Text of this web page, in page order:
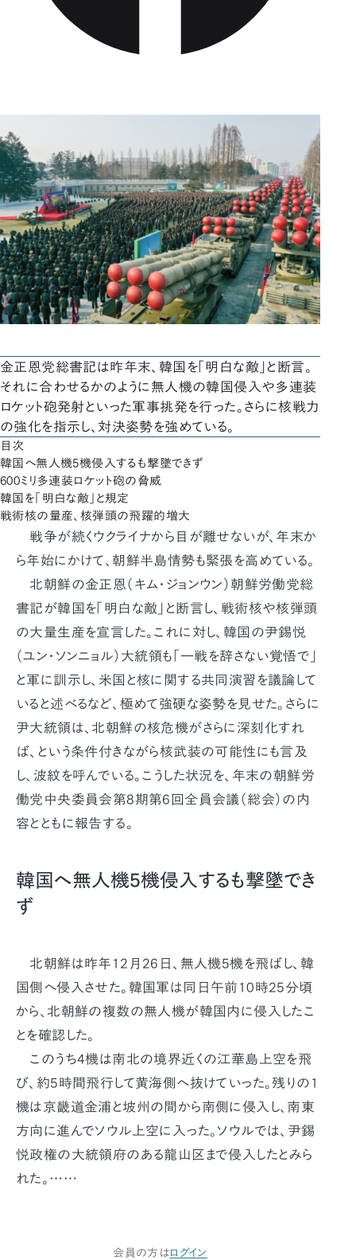
金正恩党総書記は昨年末、韓国を「明白な敵」と断言。
それに合わせるかのように無人機の韓国侵入や多連装
ロケット砲発射といった軍事挑発を行った。さらに核戦力
の強化を指示し、対決姿勢を強めている。
目次
韓国へ無人機5機侵入するも撃墜できず
600ミリ多連装ロケット砲の脅威
韓国を「明白な敵」と規定
戦術核の量産、核弾頭の飛躍的増大
戦争が続くウクライナから目が離せないが、年末か
ら年始にかけて、朝鮮半島情勢も緊張を高めている。
北朝鮮の金正恩（キム・ジョンウン）朝鮮労働党総
書記が韓国を「明白な敵」と断言し、戦術核や核弾頭
の大量生産を宣言した。これに対し、韓国の尹錫悦
（ユン・ソンニョル）大統領も「一戦を辞さない覚悟で」
と軍に訓示し、米国と核に関する共同演習を議論して
いると述べるなど、極めて強硬な姿勢を見せた。さらに
尹大統領は、北朝鮮の核危機がさらに深刻化すれ
ば、という条件付きながら核武装の可能性にも言及
し、波紋を呼んでいる。こうした状況を、年末の朝鮮労
働党中央委員会第8期第6回全員会議（総会）の内
容とともに報告する。
韓国へ無人機5機侵入するも撃墜でき
ず
北朝鮮は昨年12月26日、無人機5機を飛ばし、韓
国側へ侵入させた。韓国軍は同日午前10時25分頃
から、北朝鮮の複数の無人機が韓国内に侵入したこ
とを確認した。
このうち4機は南北の境界近くの江華島上空を飛
び、約5時間飛行して黄海側へ抜けていった。残りの1
機は京畿道金浦と坡州の間から南側に侵入し、南東
方向に進んでソウル上空に入った。ソウルでは、尹錫
悦政権の大統領府のある龍山区まで侵入したとみら
れた。……
会員の方はログイン